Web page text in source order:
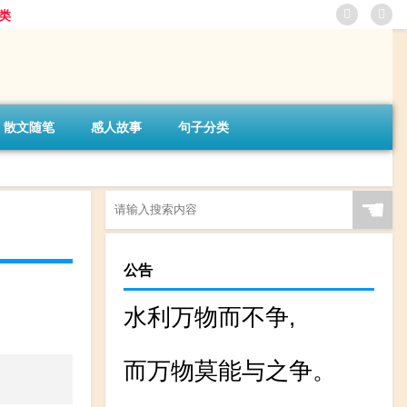
散文随笔 感人故事 句子分类
☚
公告
水利万物而不争,
而万物莫能与之争。